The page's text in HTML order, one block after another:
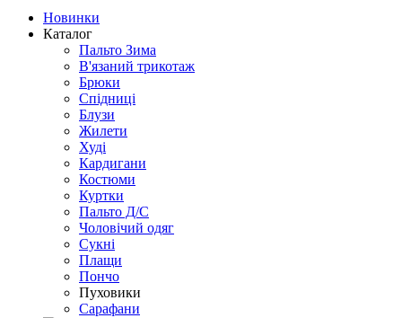
Новинки
Каталог
Пальто Зима
В'язаний трикотаж
Брюки
Спідниці
Блузи
Жилети
Худі
Кардигани
Костюми
Куртки
Пальто Д/С
Чоловічий одяг
Сукні
Плащи
Пончо
Пуховики
Сарафани
XLSX